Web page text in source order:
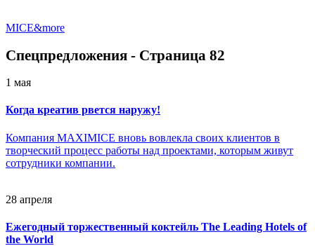
MICE&more
Спецпредложения - Страница 82
1 мая
Когда креатив рвется наружу!
Компания MAXIMICE вновь вовлекла своих клиентов в
творческий процесс работы над проектами, которым живут
сотрудники компании.
28 апреля
Ежегодный торжественный коктейль The Leading Hotels of
the World